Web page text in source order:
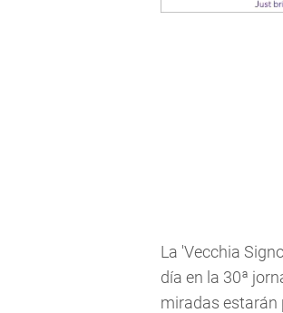
La 'Vecchia
día en la 30ª
miradas estarán